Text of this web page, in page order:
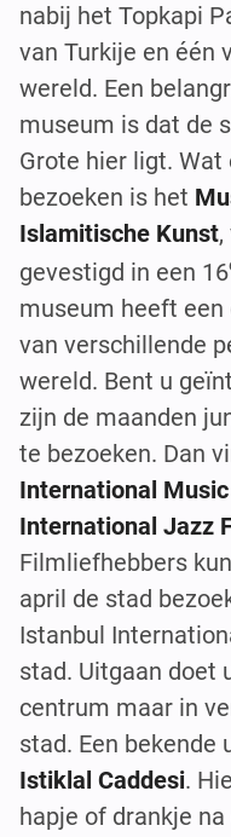
nabij het Topkapi
van Turkije en één
wereld. Een
museum is dat de
Grote hier ligt.
bezoeken is het
Islamitische Kunst
gevestigd in een 16
museum heeft
van verschillende
wereld. Bent u
zijn de maanden
te bezoeken. Dan
International
International Jazz
Filmliefhebbers
april de stad
Istanbul
stad. Uitgaan doet
centrum maar in
stad. Een bekende
Istiklal Caddesi.
hapje of drankje